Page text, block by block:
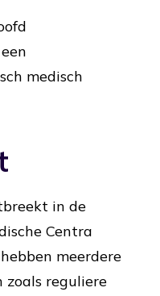
medisch
in de
Centra
meerdere
zoals reguliere